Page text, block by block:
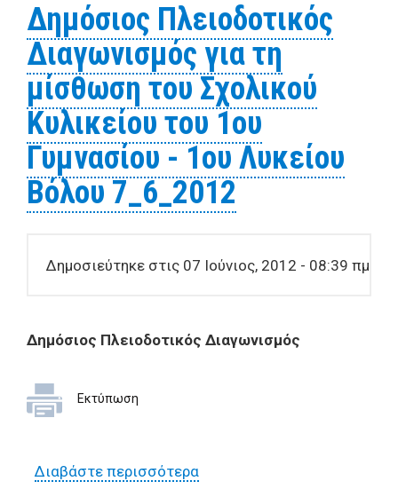
μίσθωση του Σχολικού
Κυλικείου του Γυμνασίου
Αγριιάς 7_6_2012
Δημόσιος Πλειοδοτικός
Διαγωνισμός για τη
μίσθωση του Σχολικού
Κυλικείου του 1ου
Γυμνασίου - 1ου Λυκείου
Βόλου 7_6_2012
Δημοσιεύτηκε στις 07 Ιούνιος, 2012 - 08:39 πμ
Δημόσιος Πλειοδοτικός Διαγωνισμός
Εκτύπωση
Διαβάστε περισσότεραγια Δημόσιος Πλειοδοτικός